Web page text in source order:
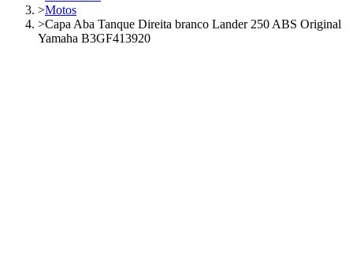
>Motos
>Capa Aba Tanque Direita branco Lander 250 ABS Original
Yamaha B3GF413920